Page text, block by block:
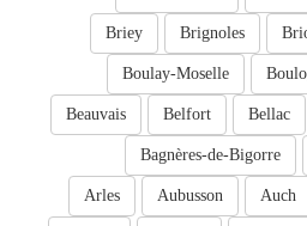
Brignoles
Briey
Boulay-Moselle
Bellac
Belfort
Beauvais
Bagnères-de-Bigorre
Auch
Aubusson
Arles